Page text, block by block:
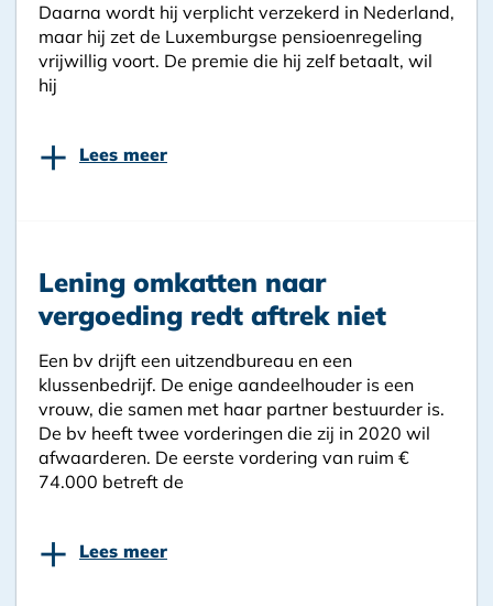
Daarna wordt hij verplicht verzekerd in Nederland,
maar hij zet de Luxemburgse pensioenregeling
vrijwillig voort. De premie die hij zelf betaalt, wil
hij
+ Lees meer
Lening omkatten naar
vergoeding redt aftrek niet
Een bv drijft een uitzendbureau en een
klussenbedrijf. De enige aandeelhouder is een
vrouw, die samen met haar partner bestuurder is.
De bv heeft twee vorderingen die zij in 2020 wil
afwaarderen. De eerste vordering van ruim €
74.000 betreft de
+ Lees meer